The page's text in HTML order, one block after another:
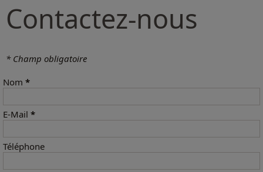
Contactez-nous
* Champ obligatoire
Nom *
E-Mail *
Téléphone